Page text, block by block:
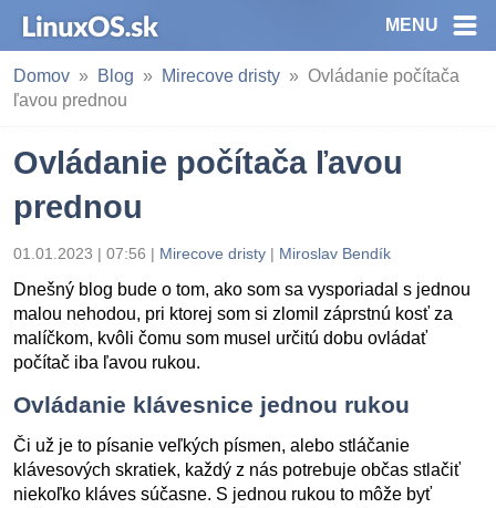
MENU
Domov Blog Mirecove dristy
Ovládanie počítača
ľavou prednou
Ovládanie počítača ľavou
prednou
01.01.2023 | 07:56 | Mirecove dristy | Miroslav Bendík
Dnešný blog bude o tom, ako som sa vysporiadal s jednou
malou nehodou, pri ktorej som si zlomil záprstnú kosť za
malíčkom, kvôli čomu som musel určitú dobu ovládať
počítač iba ľavou rukou.
Ovládanie klávesnice jednou rukou
Či už je to písanie veľkých písmen, alebo stláčanie
klávesových skratiek, každý z nás potrebuje občas stlačiť
niekoľko kláves súčasne. S jednou rukou to môže byť